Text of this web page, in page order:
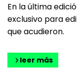
En la última
exclusivo para
que acudieron.
leer más